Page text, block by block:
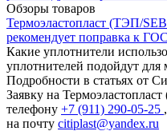
Обзоры товаров
Термоэластопласт (ТЭП/
рекомендует поправка к
Какие уплотнители
уплотнителей подойдут
Подробности в статьях от
Заявку на
телефону +7 (911) 290-05-25
на почту citiplast@yandex.ru